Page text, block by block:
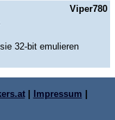
Viper780
32-bit emulieren
| Impressum